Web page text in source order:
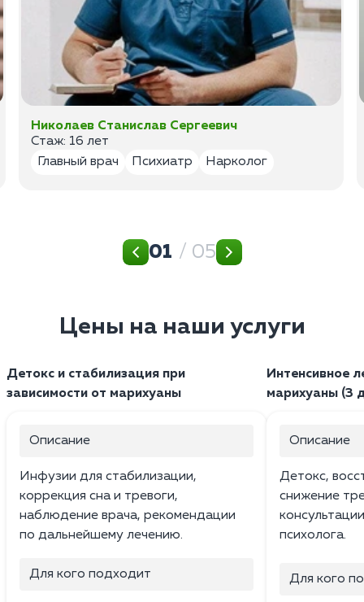
Николаев Станислав Сергеевич
Стаж: 16 лет
Главный врач
Психиатр Нарколог
01 / 05
Цены на наши услуги
Детокс и стабилизация при
зависимости от марихуаны
Описание
Инфузии для стабилизации,
коррекция сна и тревоги,
наблюдение врача, рекомендации
по дальнейшему лечению.
Для кого подходит
Интенсивное
марихуаны (3
Описание
Детокс,
снижение
психолога.
Для кого